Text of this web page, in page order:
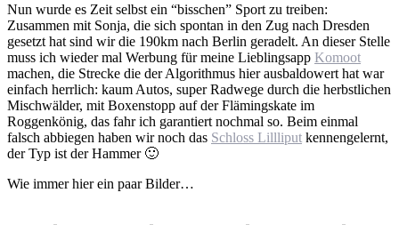
Nun wurde es Zeit selbst ein “bisschen” Sport zu treiben:
Zusammen mit Sonja, die sich spontan in den Zug nach Dresden
gesetzt hat sind wir die 190km nach Berlin geradelt. An dieser Stelle
muss ich wieder mal Werbung für meine Lieblingsapp Komoot
machen, die Strecke die der Algorithmus hier ausbaldowert hat war
einfach herrlich: kaum Autos, super Radwege durch die herbstlichen
Mischwälder, mit Boxenstopp auf der Flämingskate im
Roggenkönig, das fahr ich garantiert nochmal so. Beim einmal
falsch abbiegen haben wir noch das Schloss Lillliput kennengelernt,
der Typ ist der Hammer 🙂
Wie immer hier ein paar Bilder…